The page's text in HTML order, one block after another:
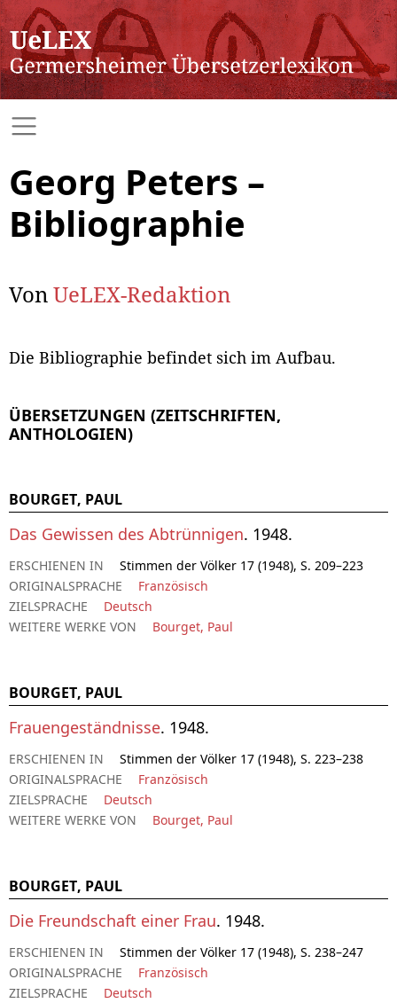
Georg Peters –
Bibliographie
VonUeLEX-Redaktion
Die Bibliographie befindet sich im Aufbau.
ÜBERSETZUNGEN (ZEITSCHRIFTEN,
ANTHOLOGIEN)
BOURGET, PAUL
Das Gewissen des Abtrünnigen. 1948.
ERSCHIENEN IN
Stimmen der Völker 17 (1948), S. 209–223
ORIGINALSPRACHE
Französisch
ZIELSPRACHE
Deutsch
WEITERE WERKE VON
Bourget, Paul
BOURGET, PAUL
Frauengeständnisse. 1948.
ERSCHIENEN IN
Stimmen der Völker 17 (1948), S. 223–238
ORIGINALSPRACHE
Französisch
ZIELSPRACHE
Deutsch
WEITERE WERKE VON
Bourget, Paul
BOURGET, PAUL
Die Freundschaft einer Frau. 1948.
ERSCHIENEN IN
Stimmen der Völker 17 (1948), S. 238–247
ORIGINALSPRACHE
Französisch
ZIELSPRACHE
Deutsch